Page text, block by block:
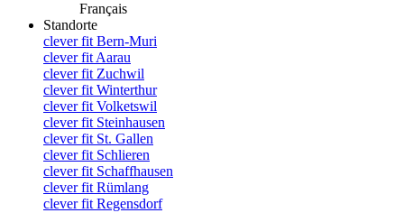
Français
Standorte
clever fit Bern-Muri
clever fit Aarau
clever fit Zuchwil
clever fit Winterthur
clever fit Volketswil
clever fit Steinhausen
clever fit St. Gallen
clever fit Schlieren
clever fit Schaffhausen
clever fit Rümlang
clever fit Regensdorf